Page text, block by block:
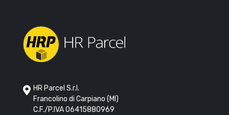
HR Parcel S.r.l.
Francolino di Carpiano (MI)
C.F./P.IVA 06415880969